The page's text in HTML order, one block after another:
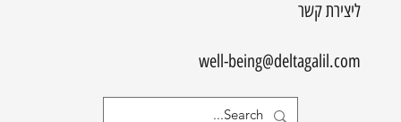
ליצירת קשר
well-being@deltagalil.com